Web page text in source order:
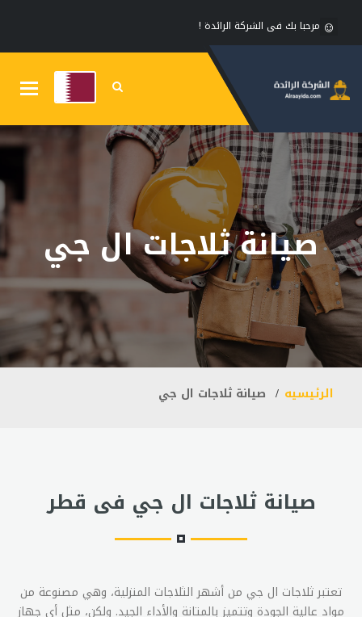
مرحبا بك فى الشركة الرائدة !
صيانة ثلاجات ال جي
الرئيسيه صيانة ثلاجات ال جي
صيانة ثلاجات ال جي فى قطر
تعتبر ثلاجات ال جي من أشهر الثلاجات المنزلية، وهي مصنوعة من
مواد عالية الجودة وتتميز بالمتانة والأداء الجيد. ولكن، مثل أي جهاز